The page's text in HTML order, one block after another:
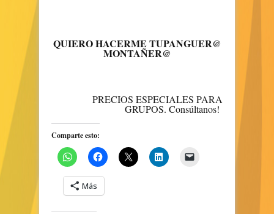
QUIERO HACERME TUPANGUER@
MONTAÑER@
PRECIOS ESPECIALES PARA
GRUPOS. Consúltanos!
Comparte esto:
Más